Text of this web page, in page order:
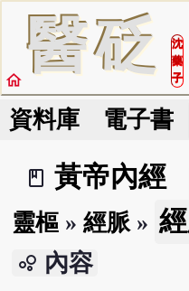
醫砭
沈
藥
子
home
資料庫 電子書
book_2
黃帝內經
靈樞» 經脈»
bubble_chart 內容